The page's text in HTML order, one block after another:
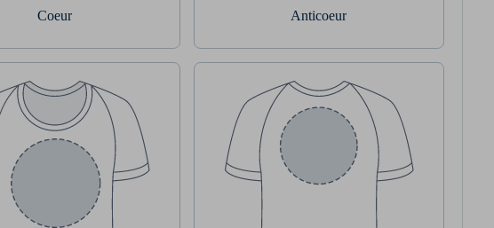
Coeur Anticoeur